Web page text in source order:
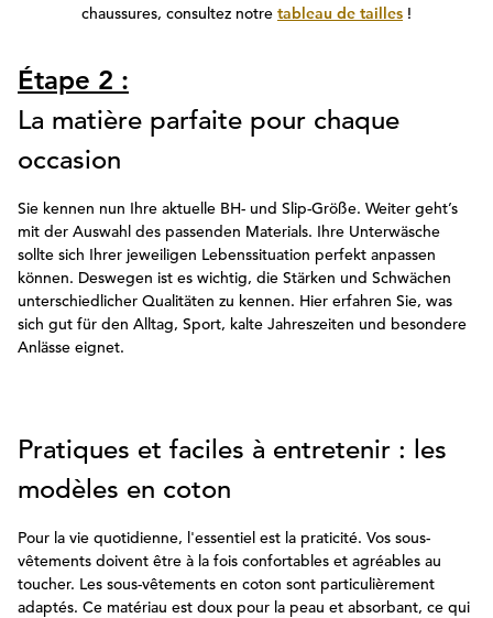
chaussures, consultez notre tableau de tailles !
Étape 2 :
La matière parfaite pour chaque
occasion
Sie kennen nun Ihre aktuelle BH- und Slip-Größe. Weiter geht’s
mit der Auswahl des passenden Materials. Ihre Unterwäsche
sollte sich Ihrer jeweiligen Lebenssituation perfekt anpassen
können. Deswegen ist es wichtig, die Stärken und Schwächen
unterschiedlicher Qualitäten zu kennen. Hier erfahren Sie, was
sich gut für den Alltag, Sport, kalte Jahreszeiten und besondere
Anlässe eignet.
Pratiques et faciles à entretenir : les
modèles en coton
Pour la vie quotidienne, l'essentiel est la praticité. Vos sous-
vêtements doivent être à la fois confortables et agréables au
toucher. Les sous-vêtements en coton sont particulièrement
adaptés. Ce matériau est doux pour la peau et absorbant, ce qui